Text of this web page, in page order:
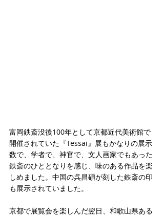
富岡鉄斎没後100年として京都近代美術館で
開催されていた『Tessai』展もかなりの展示
数で、学者で、神官で、文人画家でもあった
鉄斎のひととなりを感じ、味のある作品を楽
しめました。中国の呉昌碩が刻した鉄斎の印
も展示されていました。
京都で展覧会を楽しんだ翌日、和歌山県ある